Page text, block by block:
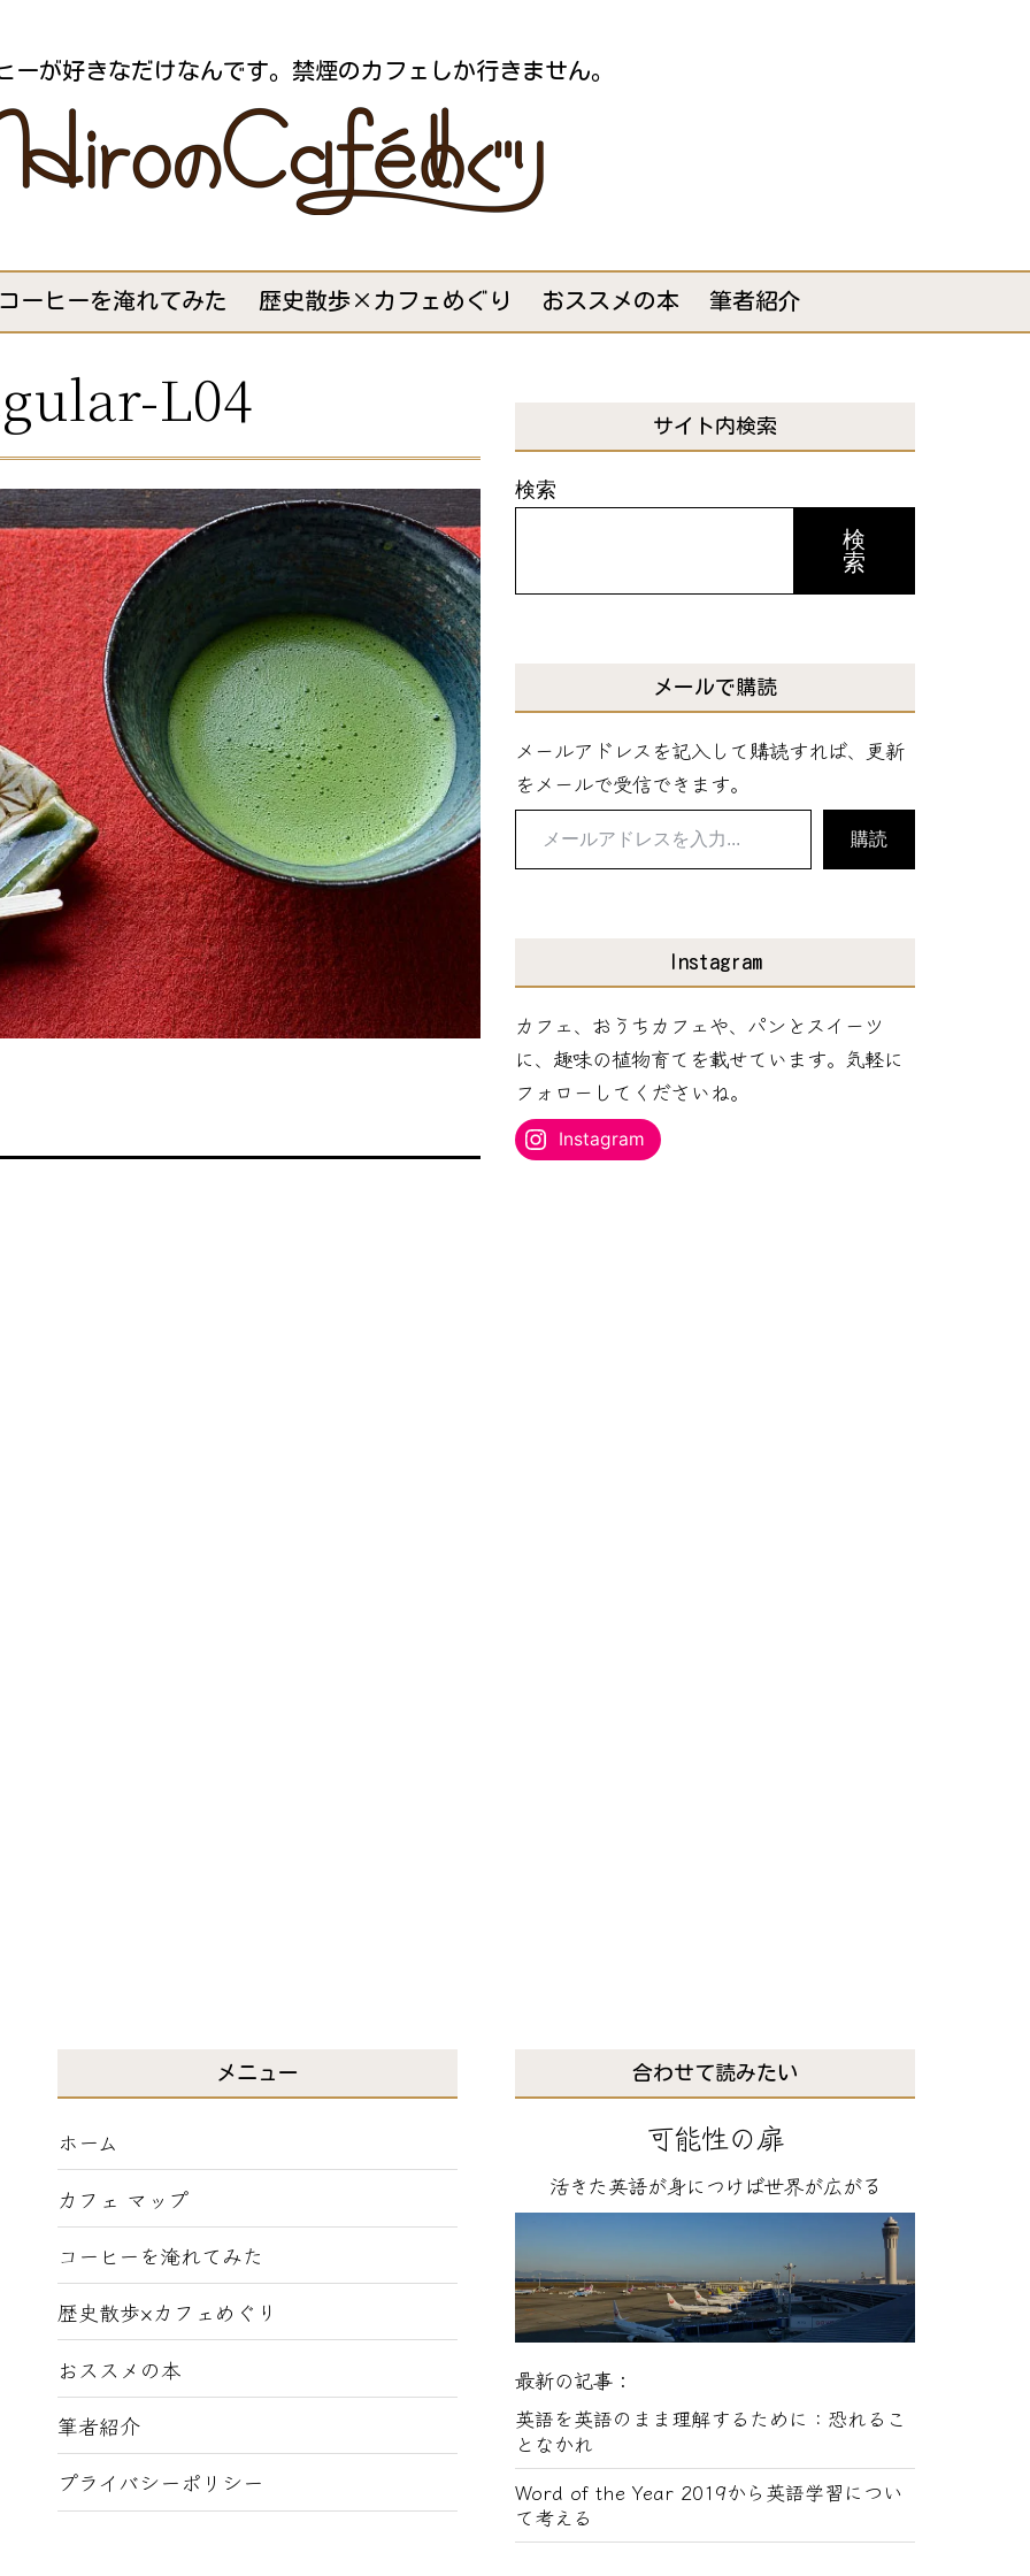
ーが好きなだけなんです。禁煙のカフェしか行きません。
ーヒーを淹れてみた 歴史散歩×カフェめぐり おススメの本 筆者紹介
L04 サイト内検索
検索
検
索
メールで購読
メールアドレスを記入して購読すれば、更新
をメールで受信できます。
ス
を
入
力...
購読
Instagram
カフェ、おうちカフェや、パンとスイーツ
に、趣味の植物育てを載せています。気軽に
フォローしてくださいね。
Instagram
メニュー
ホーム
カフェ マップ
コーヒーを淹れてみた
歴史散歩×カフェめぐり
おススメの本
筆者紹介
プライバシーポリシー
合わせて読みたい
可能性の扉
活きた英語が身につけば世界が広がる
最新の記事：
英語を英語のまま理解するために：恐れるこ
となかれ
Word of the Year 2019から英語学習につい
て考える